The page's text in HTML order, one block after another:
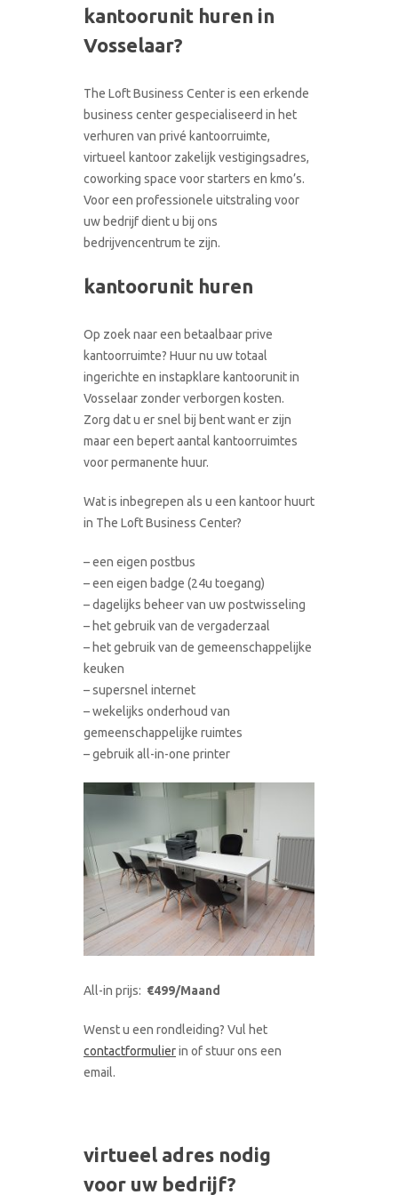
CONTACT
kantoorunit huren in
Vosselaar?
The Loft Business Center is een erkende
business center gespecialiseerd in het
verhuren van privé kantoorruimte,
virtueel kantoor zakelijk vestigingsadres,
coworking space voor starters en kmo’s.
Voor een professionele uitstraling voor
uw bedrijf dient u bij ons
bedrijvencentrum te zijn.
kantoorunit huren
Op zoek naar een betaalbaar prive
kantoorruimte? Huur nu uw totaal
ingerichte en instapklare kantoorunit in
Vosselaar zonder verborgen kosten.
Zorg dat u er snel bij bent want er zijn
maar een bepert aantal kantoorruimtes
voor permanente huur.
Wat is inbegrepen als u een kantoor huurt
in The Loft Business Center?
– een eigen postbus
– een eigen badge (24u toegang)
– dagelijks beheer van uw postwisseling
– het gebruik van de vergaderzaal
– het gebruik van de gemeenschappelijke
keuken
– supersnel internet
– wekelijks onderhoud van
gemeenschappelijke ruimtes
– gebruik all-in-one printer
All-in prijs: €499/Maand
Wenst u een rondleiding? Vul het
contactformulierin of stuur ons een
email.
virtueel adres nodig
voor uw bedrijf?